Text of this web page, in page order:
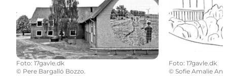
Foto: 17gavle.dk
© Pere Bargalló Bozzo.
Foto: 17gavle.dk
©Sofie Amalie